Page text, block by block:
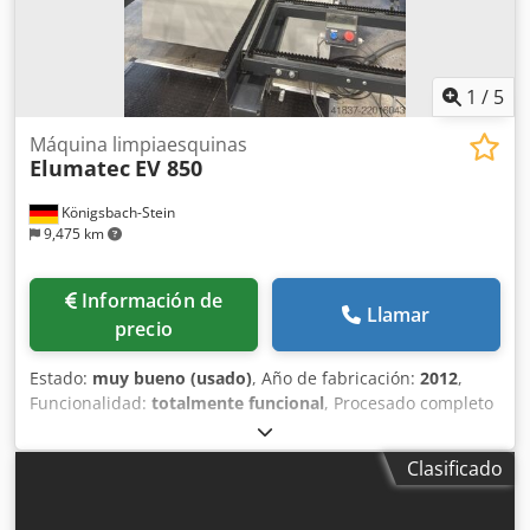
1 / 5
Königsbach-Stein
9,475 km
Máquina limpiaesquinas
Elumatec EV 850
Información de
precio
Llamar
Estado: muy bueno (usado), Año de fabricación: 2012,
Funcionalidad: totalmente funcional, Procesado completo
de esquinas exteriores e interiores Mesa de apoyo
Dcsdpfxsy U Rbnj Agkjk
Clasificado